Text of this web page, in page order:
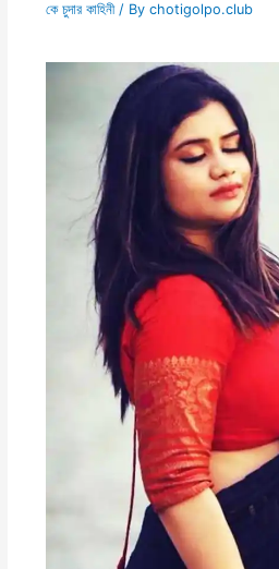
কে চুদার কাহিনী/ By chotigolpo.club